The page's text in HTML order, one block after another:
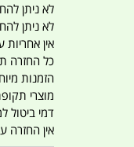
לא ניתן
לא ניתן
אין אחריות
כל החזרה
הזמנות
מוצרי
דמי ביטול
אין החזרה